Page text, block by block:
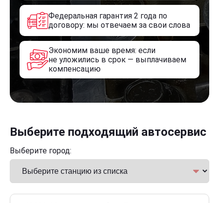
Федеральная гарантия 2 года по
договору: мы отвечаем за свои слова
Экономим ваше время: если
не уложились в срок — выплачиваем
компенсацию
Выберите подходящий автосервис
Выберите город: